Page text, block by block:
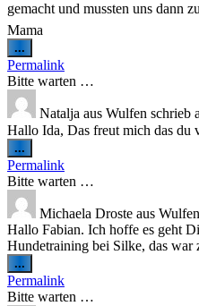
gemacht und mussten uns dann
Mama
...
Metabox
ein-/ausblenden.
Permalink
Bitte warten …
Natalja aus Wulfen schrieb
Hallo Ida, Das freut mich das du
...
Metabox
ein-/ausblenden.
Permalink
Bitte warten …
Michaela Droste aus Wulfen
Hallo Fabian. Ich hoffe es geht
Hundetraining bei Silke, das war
...
Metabox
ein-/ausblenden.
Permalink
Bitte warten …